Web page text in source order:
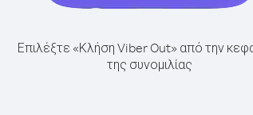
Επιλέξτε «Κλήση Viber Out» από την
της συνομιλίας